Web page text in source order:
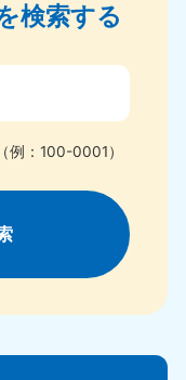
検索する
例：100-0001）